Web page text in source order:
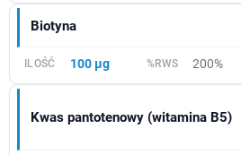
Biotyna
100 µg 200%
Kwas pantotenowy (witamina B5)